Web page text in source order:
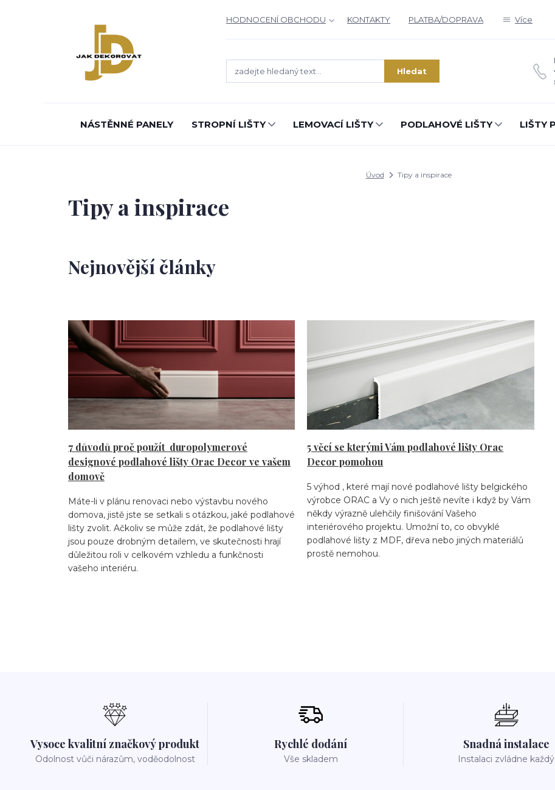
HODNOCENÍ OBCHODU KONTAKTY PLATBA/DOPRAVA Více
Hledat
NÁSTĚNNÉ PANELY STROPNÍ LIŠTY LEMOVACÍ LIŠTY PODLAHOVÉ LIŠTY LIŠTY
Úvod Tipy a inspirace
Tipy a inspirace
Nejnovější články
7 důvodů proč použít duropolymerové
designové podlahové lišty Orac Decor ve vašem
domově
Máte-li v plánu renovaci nebo výstavbu nového
domova, jistě jste se setkali s otázkou, jaké podlahové
lišty zvolit. Ačkoliv se může zdát, že podlahové lišty
jsou pouze drobným detailem, ve skutečnosti hrají
důležitou roli v celkovém vzhledu a funkčnosti
vašeho interiéru.
5 věcí se kterými Vám podlahové lišty Orac
Decor pomohou
5 výhod , které mají nové podlahové lišty belgického
výrobce ORAC a Vy o nich ještě nevíte i když by Vám
někdy výrazně ulehčily finišování Vašeho
interiérového projektu. Umožní to, co obvyklé
podlahové lišty z MDF, dřeva nebo jiných materiálů
prostě nemohou.
Vysoce kvalitní značkový produkt
Odolnost vůči nárazům, voděodolnost
Rychlé dodání
Vše skladem
Snadná instalace
Instalaci zvládne každý